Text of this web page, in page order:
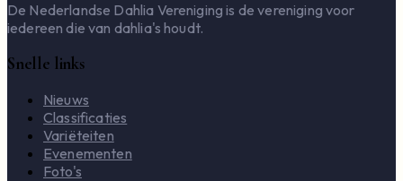
De Nederlandse Dahlia Vereniging is de vereniging voor
iedereen die van dahlia's houdt.
Snelle links
Nieuws
Classificaties
Variëteiten
Evenementen
Foto's